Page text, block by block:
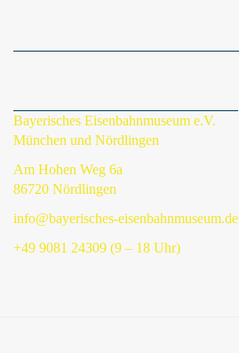
Bayerisches Eisenbahnmuseum e.V.
München und Nördlingen
Am Hohen Weg 6a
86720 Nördlingen
info@bayerisches-eisenbahnmuseum.de
+49 9081 24309 (9 – 18 Uhr)